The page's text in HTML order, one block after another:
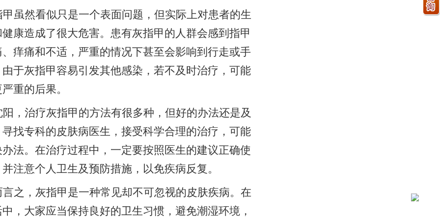
甲虽然看似只是一个表面问题，但实际上对患者的生
康造成了很大危害。患有灰指甲的人群会感到指甲
痒痛和不适，严重的情况下甚至会影响到行走或手
于灰指甲容易引发其他感染，若不及时治疗，可能
重的后果。
阳，治疗灰指甲的方法有很多种，但好的办法还是及
找专科的皮肤病医生，接受科学合理的治疗，可能
法。在治疗过程中，一定要按照医生的建议正确使
注意个人卫生及预防措施，以免疾病反复。
言之，灰指甲是一种常见却不可忽视的皮肤疾病。在
，大家应当保持良好的卫生习惯，避免潮湿环境，